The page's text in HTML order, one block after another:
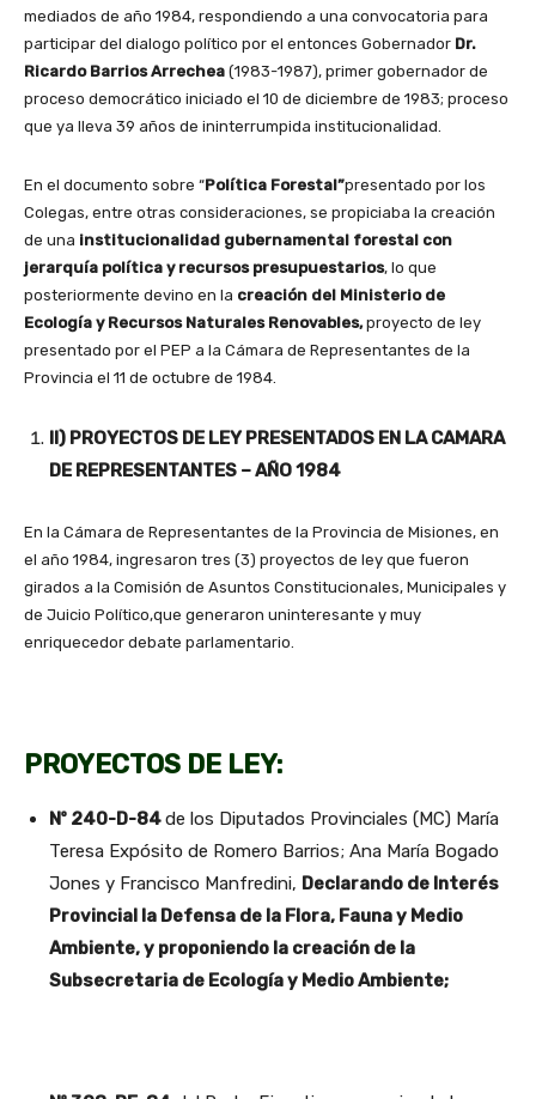
mediados de año 1984, respondiendo a una convocatoria para
participar del dialogo político por el entonces Gobernador Dr.
Ricardo Barrios Arrechea (1983-1987), primer gobernador de
proceso democrático iniciado el 10 de diciembre de 1983; proceso
que ya lleva 39 años de ininterrumpida institucionalidad.
En el documento sobre “Política Forestal”presentado por los
Colegas, entre otras consideraciones, se propiciaba la creación
de una institucionalidad gubernamental forestal con
jerarquía política y recursos presupuestarios, lo que
posteriormente devino en la creación del Ministerio de
Ecología y Recursos Naturales Renovables,proyecto de ley
presentado por el PEP a la Cámara de Representantes de la
Provincia el 11 de octubre de 1984.
II) PROYECTOS DE LEY PRESENTADOS EN LA CAMARA
DE REPRESENTANTES – AÑO 1984
En la Cámara de Representantes de la Provincia de Misiones, en
el año 1984, ingresaron tres (3) proyectos de ley que fueron
girados a la Comisión de Asuntos Constitucionales, Municipales y
de Juicio Político,que generaron uninteresante y muy
enriquecedor debate parlamentario.
PROYECTOS DE LEY:
Nº 240-D-84de los Diputados Provinciales (MC) María
Teresa Expósito de Romero Barrios; Ana María Bogado
Jones y Francisco Manfredini, Declarando de Interés
Provincial la Defensa de la Flora, Fauna y Medio
Ambiente, y proponiendo la creación de la
Subsecretaria de Ecología y Medio Ambiente;